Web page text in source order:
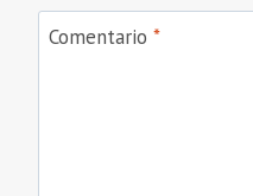
Comentario *